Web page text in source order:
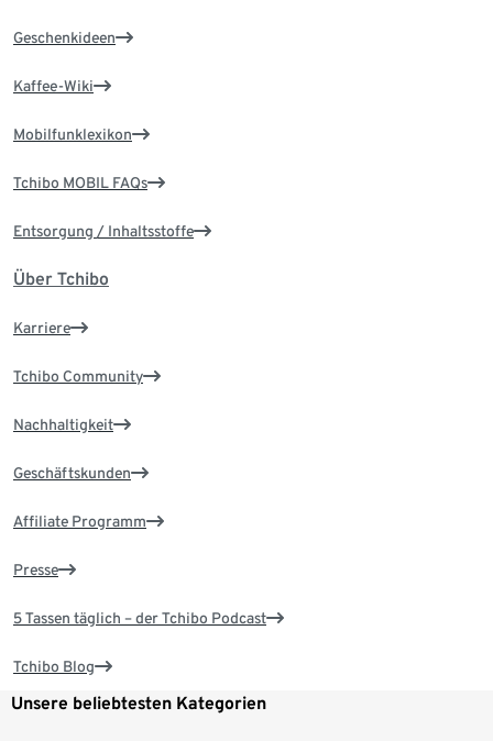
Geschenkideen
Kaffee-Wiki
Mobilfunklexikon
Tchibo MOBIL FAQs
Entsorgung / Inhaltsstoffe
Über Tchibo
Karriere
Tchibo Community
Nachhaltigkeit
Geschäftskunden
Affiliate Programm
Presse
5 Tassen täglich – der Tchibo Podcast
Tchibo Blog
Unsere beliebtesten Kategorien